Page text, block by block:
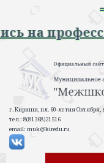
на
г. Кириши, пл. 60-летия Октября,
тел.: 8(81368)21516
email: muk@kiredu.ru